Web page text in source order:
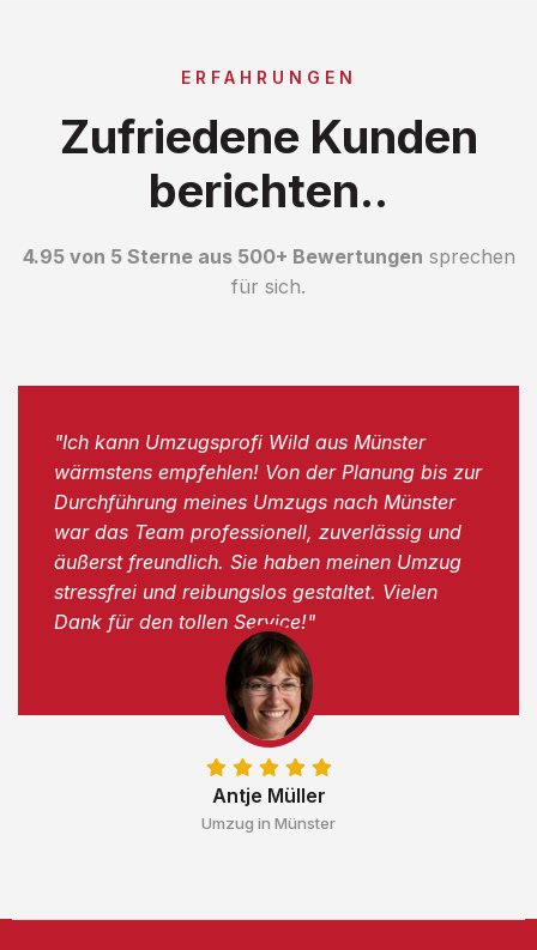
ERFAHRUNGEN
Zufriedene Kunden
berichten..
4.95 von 5 Sterne aus 500+ Bewertungen sprechen
für sich.
Antje Müller
Umzug in Münster
"Ich kann Umzugsprofi Wild aus Münster
wärmstens empfehlen! Von der Planung bis zur
Durchführung meines Umzugs nach Münster
war das Team professionell, zuverlässig und
äußerst freundlich. Sie haben meinen Umzug
stressfrei und reibungslos gestaltet. Vielen
Dank für den tollen Service!"